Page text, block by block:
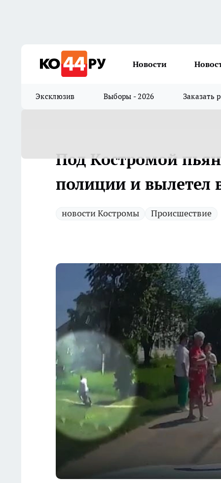
Новости
Эксклюзив Выборы - 2026 Заказать
Под Костромой
полиции и вылетел
новости Костромы Происшествие